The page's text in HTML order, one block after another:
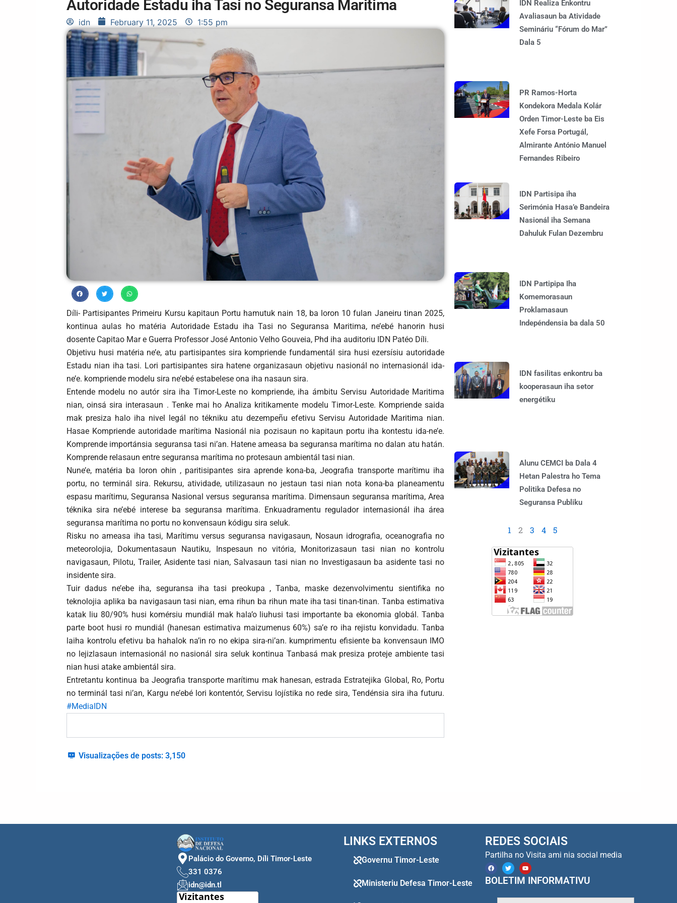
Autoridade Estadu iha Tasi no Seguransa Maritima
idn February 11, 2025 1:55 pm
Díli- Partisipantes Primeiru Kursu kapitaun Portu hamutuk nain 18, ba loron 10 fulan Janeiru tinan 2025,
kontinua aulas ho matéria Autoridade Estadu iha Tasi no Seguransa Maritima, ne’ebé hanorin husi
dosente Capitao Mar e Guerra Professor José Antonio Velho Gouveia, Phd iha auditoriu IDN Patéo Díli.
Objetivu husi matéria ne’e, atu partisipantes sira kompriende fundamentál sira husi ezersísiu autoridade
Estadu nian iha tasi. Lori partisipantes sira hatene organizasaun objetivu nasionál no internasionál ida-
ne’e. kompriende modelu sira ne’ebé estabelese ona iha nasaun sira.
Entende modelu no autór sira iha Timor-Leste no kompriende, iha ámbitu Servisu Autoridade Maritima
nian, oinsá sira interasaun . Tenke mai ho Analiza kritikamente modelu Timor-Leste. Kompriende saida
mak presiza halo iha nivel legál no tékniku atu dezempeñu efetivu Servisu Autoridade Maritima nian.
Hasae Kompriende autoridade marítima Nasionál nia pozisaun no kapitaun portu iha kontestu ida-ne’e.
Komprende importánsia seguransa tasi ni’an. Hatene ameasa ba seguransa marítima no dalan atu hatán.
Komprende relasaun entre seguransa marítima no protesaun ambientál tasi nian.
Nune’e, matéria ba loron ohin , paritisipantes sira aprende kona-ba, Jeografia transporte marítimu iha
portu, no terminál sira. Rekursu, atividade, utilizasaun no jestaun tasi nian nota kona-ba planeamentu
espasu marítimu, Seguransa Nasional versus seguransa marítima. Dimensaun seguransa marítima, Area
téknika sira ne’ebé interese ba seguransa marítima. Enkuadramentu regulador internasionál iha área
seguransa marítima no portu no konvensaun kódigu sira seluk.
Risku no ameasa iha tasi, Marítimu versus seguransa navigasaun, Nosaun idrografia, oceanografia no
meteorolojia, Dokumentasaun Nautiku, Inspesaun no vitória, Monitorizasaun tasi nian no kontrolu
navigasaun, Pilotu, Trailer, Asidente tasi nian, Salvasaun tasi nian no Investigasaun ba asidente tasi no
insidente sira.
Tuir dadus ne’ebe iha, seguransa iha tasi preokupa , Tanba, maske dezenvolvimentu sientifika no
teknolojia aplika ba navigasaun tasi nian, ema rihun ba rihun mate iha tasi tinan-tinan. Tanba estimativa
katak liu 80/90% husi komérsiu mundiál mak hala’o liuhusi tasi importante ba ekonomia globál. Tanba
parte boot husi ro mundiál (hanesan estimativa maizumenus 60%) sa’e ro iha rejistu konvidadu. Tanba
laiha kontrolu efetivu ba hahalok na’in ro no ekipa sira-ni’an. kumprimentu efisiente ba konvensaun IMO
no lejizlasaun internasionál no nasionál sira seluk kontinua Tanbasá mak presiza proteje ambiente tasi
nian husi atake ambientál sira.
Entretantu kontinua ba Jeografia transporte marítimu mak hanesan, estrada Estratejika Global, Ro, Portu
no terminál tasi ni’an, Kargu ne’ebé lori kontentór, Servisu lojístika no rede sira, Tendénsia sira iha futuru.
#MediaIDN
Visualizações de posts: 3,150
IDN Realiza Enkontru
Avaliasaun ba Atividade
Semináriu “Fórum do Mar”
Dala 5
PR Ramos-Horta
Kondekora Medala Kolár
Orden Timor-Leste ba Eis
Xefe Forsa Portugál,
Almirante António Manuel
Fernandes Ribeiro
IDN Partisipa iha
Serimónia Hasa’e Bandeira
Nasionál iha Semana
Dahuluk Fulan Dezembru
IDN Partipipa Iha
Komemorasaun
Proklamasaun
Indepéndensia ba dala 50
IDN fasilitas enkontru ba
kooperasaun iha setor
energétiku
Alunu CEMCI ba Dala 4
Hetan Palestra ho Tema
Politika Defesa no
Seguransa Publiku
1 2 3 4 5
Palácio do Governo, Díli Timor-Leste
331 0376
idn@idn.tl
LINKS EXTERNOS
Governu Timor-Leste
Ministeriu Defesa Timor-Leste
REDES SOCIAIS
Partilha no Visita ami nia social media
F
a
c
e
T
w
i
t
r
Y
o
u
t
e
BOLETIM INFORMATIVU